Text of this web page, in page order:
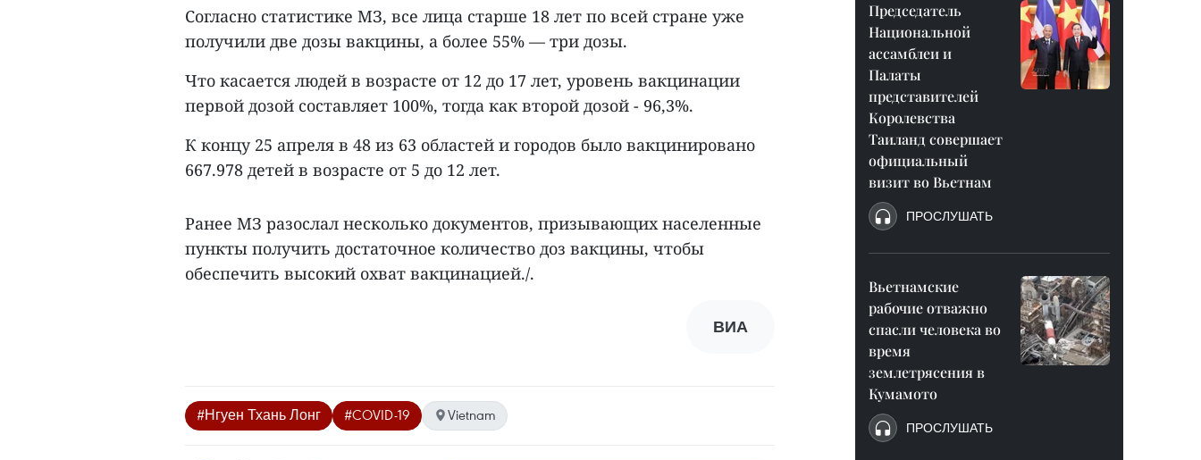
Согласно статистике МЗ, все лица старше 18 лет по всей стране уже
получили две дозы вакцины, а более 55% — три дозы.
Что касается людей в возрасте от 12 до 17 лет, уровень вакцинации
первой дозой составляет 100%, тогда как второй дозой - 96,3%.
К концу 25 апреля в 48 из 63 областей и городов было вакцинировано
667.978 детей в возрасте от 5 до 12 лет.
Ранее МЗ разослал несколько документов, призывающих населенные
пункты получить достаточное количество доз вакцины, чтобы
обеспечить высокий охват вакцинацией./.
ВИА
#Нгуен Тхань Лонг #COVID-19 Vietnam
Председатель
Национальной
ассамблеи и
Палаты
представителей
Королевства
Таиланд совершает
официальный
визит во Вьетнам
ПРОСЛУШАТЬ
Вьетнамские
рабочие отважно
спасли человека во
время
землетрясения в
Кумамото
ПРОСЛУШАТЬ